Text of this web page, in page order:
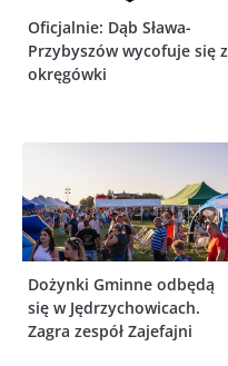
Oficjalnie: Dąb Sława-
Przybyszów wycofuje się z
okręgówki
Dożynki Gminne odbędą
się w Jędrzychowicach.
Zagra zespół Zajefajni